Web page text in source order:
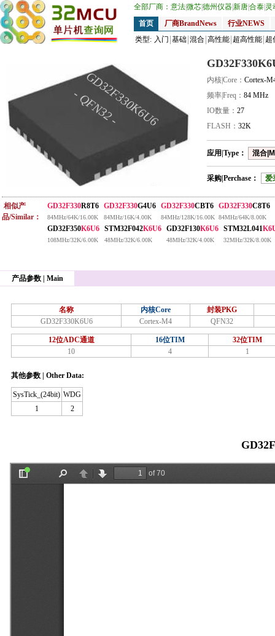
全部厂商： 意法微芯德州仪器新唐合泰 灵
首页
厂商BrandNews
行业NEWS
类型: 入门 基础 混合 高性能 超高性能 超
GD32F330K6U6
- QFN32 -
内核|Core： Cortex-
频率|Freq： 84 MHz
IO数量： 27
FLASH： 32K
应用|Type： 混合
采购|Perchase： 爱
相似产
品/Similar：
GD32F330R8T6
84MHz/64K/16.00K
GD32F330G4U6
84MHz/16K/4.00K
GD32F330CBT6
84MHz/128K/16.00K
GD32F330C8T6
84MHz/64K/8.00K
GD32F350K6U6
108MHz/32K/6.00K
STM32F042K6U6
48MHz/32K/6.00K
GD32F130K6U6
48MHz/32K/4.00K
STM32L041
32MHz/32K/8.00K
产品参数 | Main
名称 内核Core
封装PKG
GD32F330K6U6
Cortex-M4 QFN32
12位ADC通道 16位TIM
32位TIM
10
4 1
其他参数 | Other Data:
SysTick_(24bit) WDG
1
2